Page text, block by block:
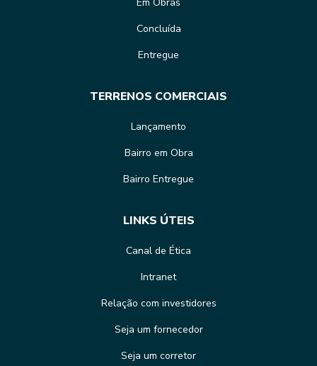
Concluída
Entregue
TERRENOS COMERCIAIS
Lançamento
Bairro em Obra
Bairro Entregue
LINKS ÚTEIS
Canal de Ética
Intranet
Relação com investidores
Seja um fornecedor
Seja um corretor